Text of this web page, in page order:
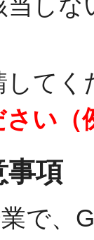
してく
さい
事項
で、